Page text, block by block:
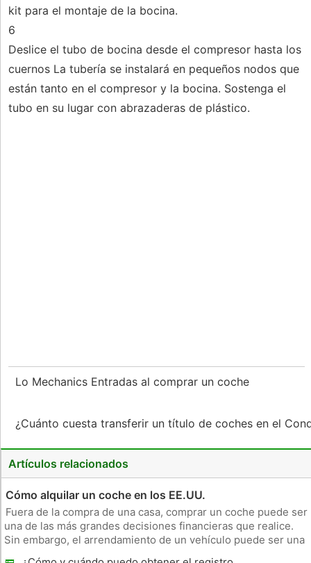
kit para el montaje de la bocina.
6
Deslice el tubo de bocina desde el compresor hasta los
cuernos La tubería se instalará en pequeños nodos que
están tanto en el compresor y la bocina. Sostenga el
tubo en su lugar con abrazaderas de plástico.
Lo Mechanics Entradas al comprar un coche
¿Cuánto cuesta transferir un título de coches en el
Artículos relacionados
Cómo alquilar un coche en los EE.UU.
Fuera de la compra de una casa, comprar un coche puede ser
una de las más grandes decisiones financieras que realice.
Sin embargo, el arrendamiento de un vehículo puede ser una